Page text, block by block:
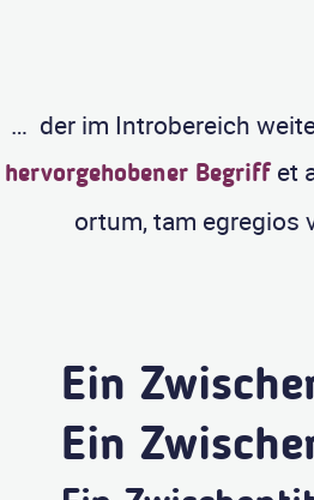
… der im Introbereich
hervorgehobener Begriffet
ortum, tam egregios
Ein
Ein